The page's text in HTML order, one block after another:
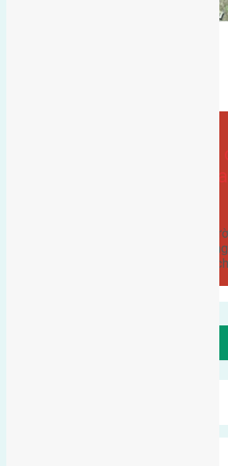
Cần bán 60m2
đường thôn Chung
Cần bán 60m2 (4x15) đất mặt
Tiên Dương đường rộng 8m
đường Võ Nguyên Giáp 500m